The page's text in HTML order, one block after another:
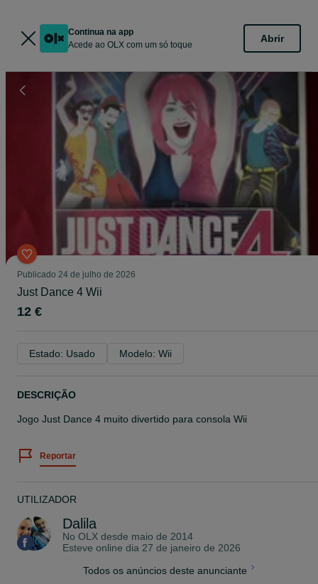
Continua na app
Acede ao OLX com um só toque
Abrir
Publicado 24 de julho de 2026
Just Dance 4 Wii
12 €
Estado: Usado Modelo: Wii
DESCRIÇÃO
Jogo Just Dance 4 muito divertido para consola Wii
Reportar
UTILIZADOR
Dalila
No OLX desde maio de 2014
Esteve online dia 27 de janeiro de 2026
Todos os anúncios deste anunciante